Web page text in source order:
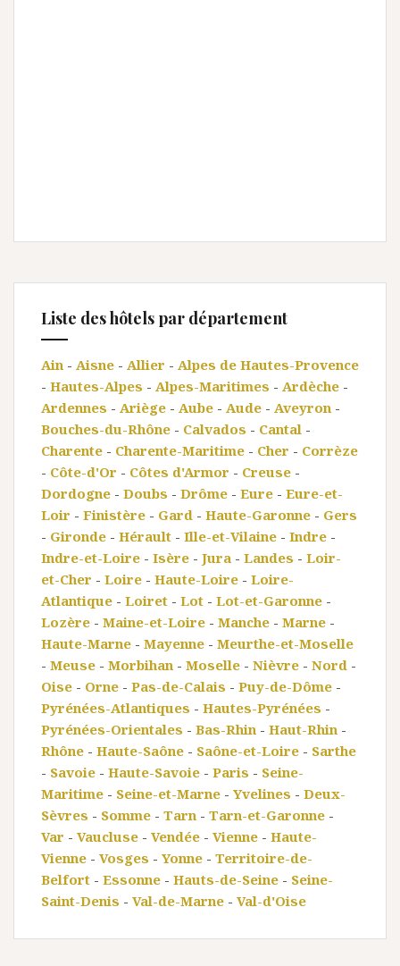
Liste des hôtels par département
Ain - Aisne - Allier - Alpes de Hautes-Provence
- Hautes-Alpes - Alpes-Maritimes - Ardèche -
Ardennes - Ariège - Aube - Aude - Aveyron -
Bouches-du-Rhône - Calvados - Cantal -
Charente - Charente-Maritime - Cher - Corrèze
- Côte-d'Or - Côtes d'Armor - Creuse -
Dordogne - Doubs - Drôme - Eure - Eure-et-
Loir - Finistère - Gard - Haute-Garonne - Gers
- Gironde - Hérault - Ille-et-Vilaine - Indre -
Indre-et-Loire - Isère - Jura - Landes - Loir-
et-Cher - Loire - Haute-Loire - Loire-
Atlantique - Loiret - Lot - Lot-et-Garonne -
Lozère - Maine-et-Loire - Manche - Marne -
Haute-Marne - Mayenne - Meurthe-et-Moselle
- Meuse - Morbihan - Moselle - Nièvre - Nord -
Oise - Orne - Pas-de-Calais - Puy-de-Dôme -
Pyrénées-Atlantiques - Hautes-Pyrénées -
Pyrénées-Orientales - Bas-Rhin - Haut-Rhin -
Rhône - Haute-Saône - Saône-et-Loire - Sarthe
- Savoie - Haute-Savoie - Paris - Seine-
Maritime - Seine-et-Marne - Yvelines - Deux-
Sèvres - Somme - Tarn - Tarn-et-Garonne -
Var - Vaucluse - Vendée - Vienne - Haute-
Vienne - Vosges - Yonne - Territoire-de-
Belfort - Essonne - Hauts-de-Seine - Seine-
Saint-Denis - Val-de-Marne - Val-d'Oise